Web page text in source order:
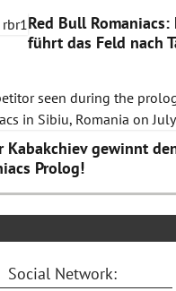
Red Bull
führt das Feld nach
Kabakchiev gewinnt
Prolog!
Social Network: